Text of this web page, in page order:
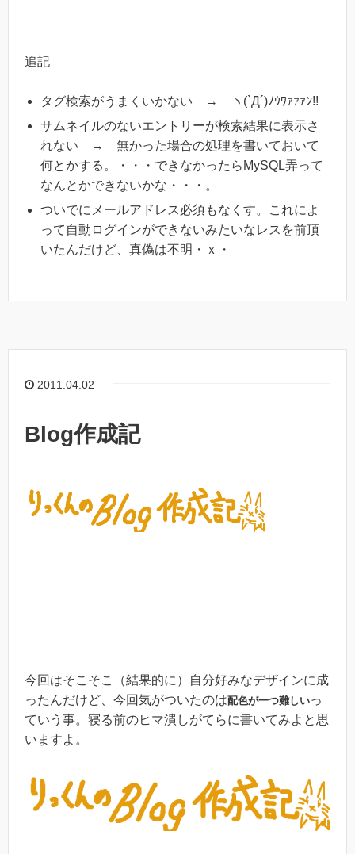
追記
タグ検索がうまくいかない → ヽ(`Д´)ﾉｳﾜｧｧｧﾝ!!
サムネイルのないエントリーが検索結果に表示さ
れない → 無かった場合の処理を書いておいて
何とかする。・・・できなかったらMySQL弄って
なんとかできないかな・・・。
ついでにメールアドレス必須もなくす。これによ
って自動ログインができないみたいなレスを前頂
いたんだけど、真偽は不明・ｘ・
2011.04.02
Blog作成記
今回はそこそこ（結果的に）自分好みなデザインに成
ったんだけど、今回気がついたのは配色が一つ難しいっ
ていう事。寝る前のヒマ潰しがてらに書いてみよと思
いますよ。